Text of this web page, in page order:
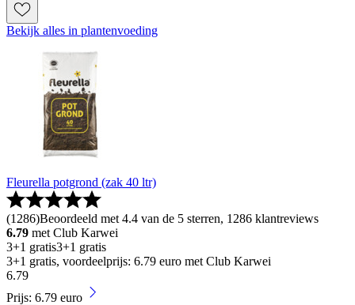
Bekijk alles in plantenvoeding
Fleurella potgrond (zak 40 ltr)
(1286)Beoordeeld met 4.4 van de 5 sterren, 1286 klantreviews
6.79 met Club Karwei
3+1 gratis3+1 gratis
3+1 gratis, voordeelprijs: 6.79 euro met Club Karwei
6.79
Prijs: 6.79 euro